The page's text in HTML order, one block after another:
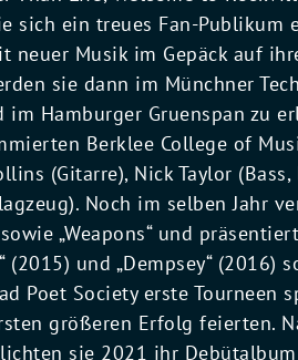
sich ein treues Fan-Publikum
neuer Musik im Gepäck auf
sie dann im Münchner
im Hamburger Gruenspan zu
Berklee College of
(Gitarre), Nick Taylor
Noch im selben Jahr
sowie „Weapons“ und
(2015) und „Dempsey“
Poet Society erste Tourneen
größeren Erfolg feierten.
sie 2021 ihr Debütalbum